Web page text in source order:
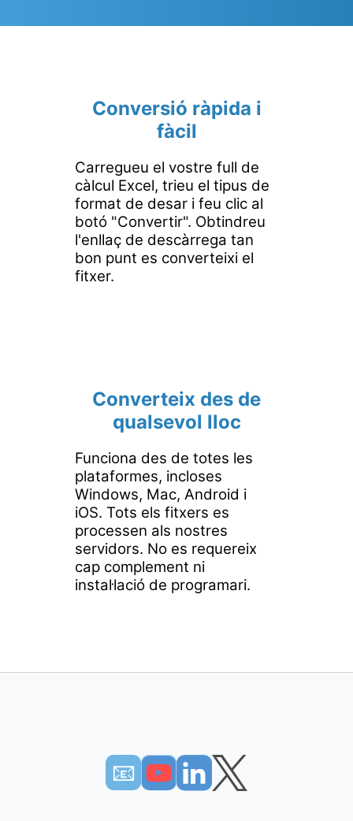
Conversió ràpida i
fàcil
Carregueu el vostre full de
càlcul Excel, trieu el tipus de
format de desar i feu clic al
botó "Convertir". Obtindreu
l'enllaç de descàrrega tan
bon punt es converteixi el
fitxer.
Converteix des de
qualsevol lloc
Funciona des de totes les
plataformes, incloses
Windows, Mac, Android i
iOS. Tots els fitxers es
processen als nostres
servidors. No es requereix
cap complement ni
instal·lació de programari.
📧︎